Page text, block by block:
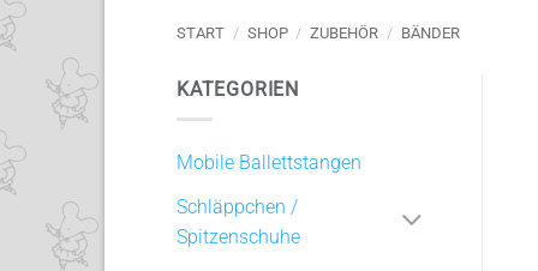
START / SHOP / ZUBEHÖR / BÄNDER
KATEGORIEN
Mobile Ballettstangen
Schläppchen /
Spitzenschuhe